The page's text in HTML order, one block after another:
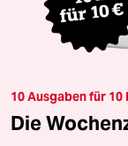
10 Ausgaben für 10
Die